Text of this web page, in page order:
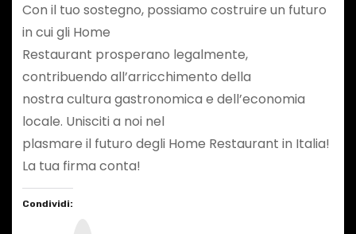
Con il tuo sostegno, possiamo costruire un futuro
in cui gli Home
Restaurant prosperano legalmente,
contribuendo all’arricchimento della
nostra cultura gastronomica e dell’economia
locale. Unisciti a noi nel
plasmare il futuro degli Home Restaurant in Italia!
La tua firma conta!
Condividi: